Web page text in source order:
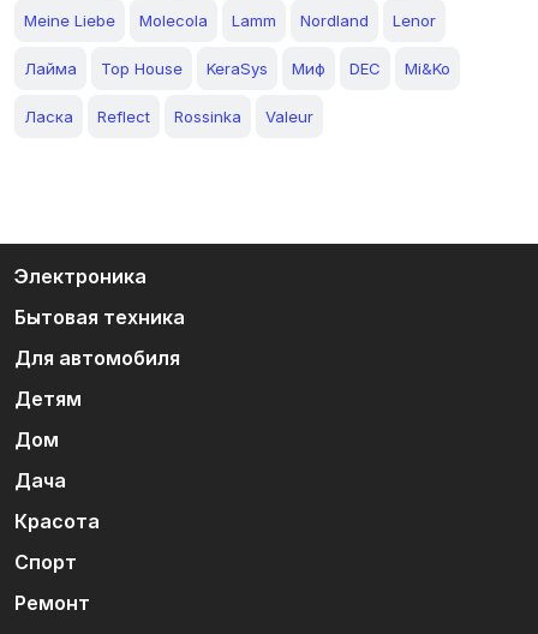
Meine Liebe Molecola Lamm Nordland Lenor
Лайма Top House KeraSys Миф DEC Mi&Ko
Ласка Reflect Rossinka Valeur
Электроника
Бытовая техника
Для автомобиля
Детям
Дом
Дача
Красота
Спорт
Ремонт